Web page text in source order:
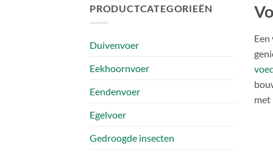
PRODUCTCATEGORIEËN
Duivenvoer
Eekhoornvoer
Eendenvoer
Egelvoer
Gedroogde insecten
met